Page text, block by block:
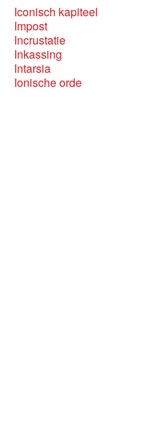
Iconisch kapiteel
Impost
Incrustatie
Inkassing
Intarsia
Ionische orde